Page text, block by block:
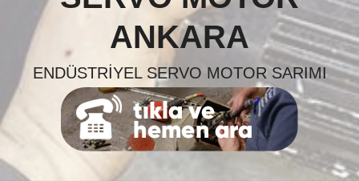
ANKARA
ENDÜSTRIYEL SERVO MOTOR SARIMI